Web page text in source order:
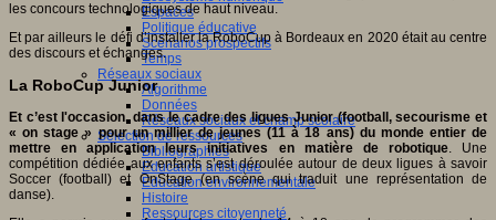
Espaces
Politique éducative
Scénarios prospectifs
Temps
Réseaux sociaux
Algorithme
Données
Réseaux sociaux et champ scolaire
Sélection de ressources
Bibliographies
Education artistique
Education environnementale
Histoire
Ressources citoyenneté
les concours technologiques de haut niveau.
Et par ailleurs le défi d’installer la RoboCup à Bordeaux en 2020 était au centre
des discours et échanges.
La RoboCup Junior
Et c’est l'occasion, dans le cadre des ligues Junior (football, secourisme et
« on stage » pour un millier de jeunes (11 à 18 ans) du monde entier de
mettre en application leurs initiatives en matière de robotique. Une
compétition dédiée aux enfants s’est déroulée autour de deux ligues à savoir
Soccer (football) et OnStage (en scène qui traduit une représentation de
danse).